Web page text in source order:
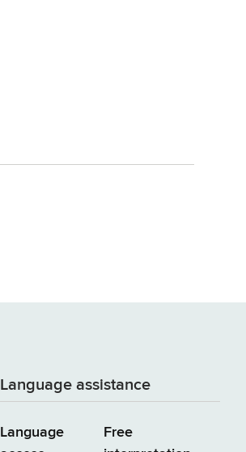
Language assistance
Language
Free